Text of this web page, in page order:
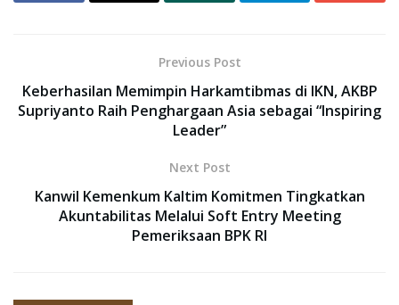
Previous Post
Keberhasilan Memimpin Harkamtibmas di IKN, AKBP
Supriyanto Raih Penghargaan Asia sebagai “Inspiring
Leader”
Next Post
Kanwil Kemenkum Kaltim Komitmen Tingkatkan
Akuntabilitas Melalui Soft Entry Meeting
Pemeriksaan BPK RI